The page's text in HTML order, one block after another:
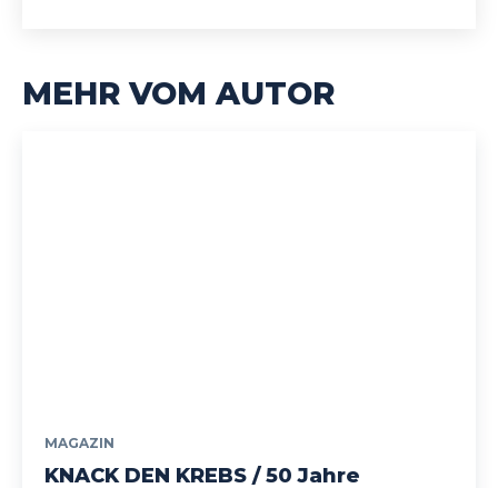
MEHR VOM AUTOR
MAGAZIN
KNACK DEN KREBS / 50 Jahre